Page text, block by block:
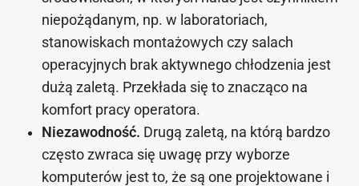
niepożądanym, np. w laboratoriach,
stanowiskach montażowych czy salach
operacyjnych brak aktywnego chłodzenia jest
dużą zaletą. Przekłada się to znacząco na
komfort pracy operatora.
Niezawodność. Drugą zaletą, na którą bardzo
często zwraca się uwagę przy wyborze
komputerów jest to, że są one projektowane i